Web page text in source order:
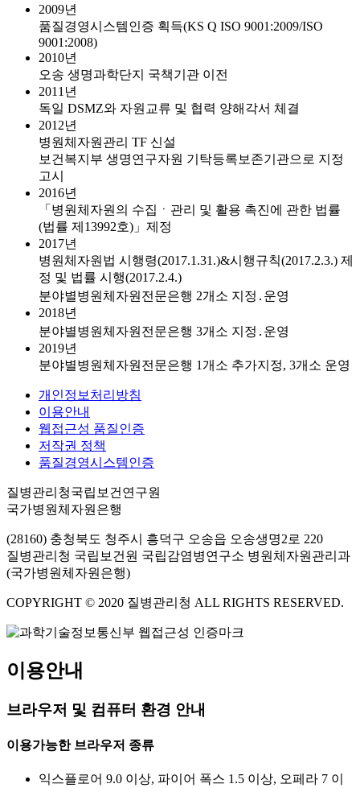
2009년
품질경영시스템인증 획득(KS Q ISO 9001:2009/ISO
9001:2008)
2010년
오송 생명과학단지 국책기관 이전
2011년
독일 DSMZ와 자원교류 및 협력 양해각서 체결
2012년
병원체자원관리 TF 신설
보건복지부 생명연구자원 기탁등록보존기관으로 지정
고시
2016년
「병원체자원의 수집ㆍ관리 및 활용 촉진에 관한 법률
(법률 제13992호)」제정
2017년
병원체자원법 시행령(2017.1.31.)&시행규칙(2017.2.3.) 제
정 및 법률 시행(2017.2.4.)
분야별병원체자원전문은행 2개소 지정․운영
2018년
분야별병원체자원전문은행 3개소 지정․운영
2019년
분야별병원체자원전문은행 1개소 추가지정, 3개소 운영
개인정보처리방침
이용안내
웹접근성 품질인증
저작권 정책
품질경영시스템인증
질병관리청국립보건연구원
국가병원체자원은행
(28160) 충청북도 청주시 흥덕구 오송읍 오송생명2로 220
질병관리청 국립보건원 국립감염병연구소 병원체자원관리과
(국가병원체자원은행)
COPYRIGHT © 2020 질병관리청 ALL RIGHTS RESERVED.
이용안내
브라우저 및 컴퓨터 환경 안내
이용가능한 브라우저 종류
익스플로어 9.0 이상, 파이어 폭스 1.5 이상, 오페라 7 이